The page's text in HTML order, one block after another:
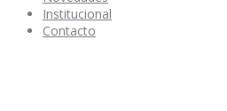
Institucional
Contacto